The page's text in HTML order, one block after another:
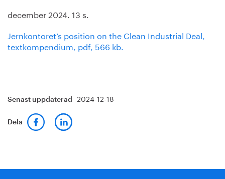
december 2024. 13 s.
Jernkontoret’s position on the Clean Industrial Deal,
textkompendium, pdf, 566 kb.
Senast uppdaterad 2024-12-18
Dela